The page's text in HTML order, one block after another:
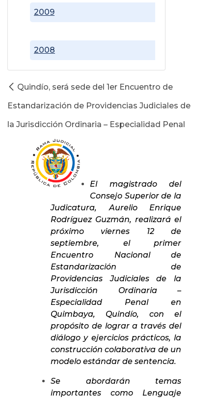
2008
2009
Quindío, será sede del 1er Encuentro de
Estandarización de Providencias Judiciales de
la Jurisdicción Ordinaria – Especialidad Penal
El magistrado del
Consejo Superior de la
Judicatura, Aurelio Enrique
Rodríguez Guzmán, realizará el
próximo viernes 12 de
septiembre, el primer
Encuentro Nacional de
Estandarización de
Providencias Judiciales de la
Jurisdicción Ordinaria –
Especialidad Penal en
Quimbaya, Quindío, con el
propósito de lograr a través del
diálogo y ejercicios prácticos, la
construcción colaborativa de un
modelo estándar de sentencia.
Se abordarán temas
importantes como Lenguaje